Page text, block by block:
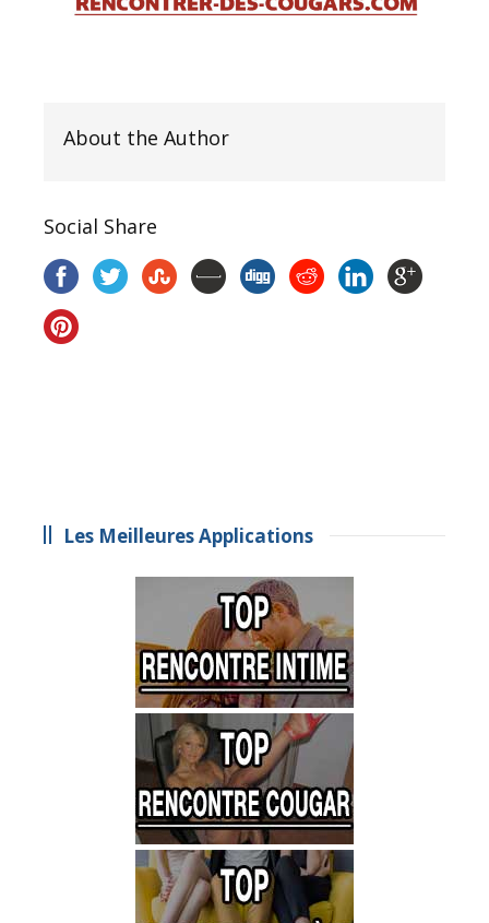
About the Author
Social Share
Les Meilleures Applications